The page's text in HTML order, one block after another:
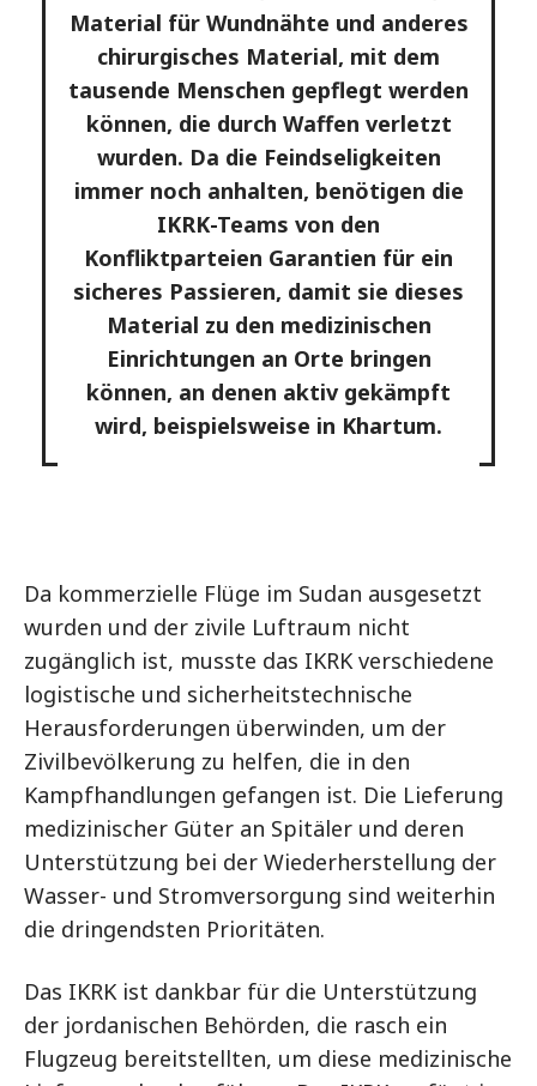
Material für Wundnähte und anderes
chirurgisches Material, mit dem
tausende Menschen gepflegt werden
können, die durch Waffen verletzt
wurden. Da die Feindseligkeiten
immer noch anhalten, benötigen die
IKRK-Teams von den
Konfliktparteien Garantien für ein
sicheres Passieren, damit sie dieses
Material zu den medizinischen
Einrichtungen an Orte bringen
können, an denen aktiv gekämpft
wird, beispielsweise in Khartum.
Da kommerzielle Flüge im Sudan ausgesetzt
wurden und der zivile Luftraum nicht
zugänglich ist, musste das IKRK verschiedene
logistische und sicherheitstechnische
Herausforderungen überwinden, um der
Zivilbevölkerung zu helfen, die in den
Kampfhandlungen gefangen ist. Die Lieferung
medizinischer Güter an Spitäler und deren
Unterstützung bei der Wiederherstellung der
Wasser- und Stromversorgung sind weiterhin
die dringendsten Prioritäten.
Das IKRK ist dankbar für die Unterstützung
der jordanischen Behörden, die rasch ein
Flugzeug bereitstellten, um diese medizinische